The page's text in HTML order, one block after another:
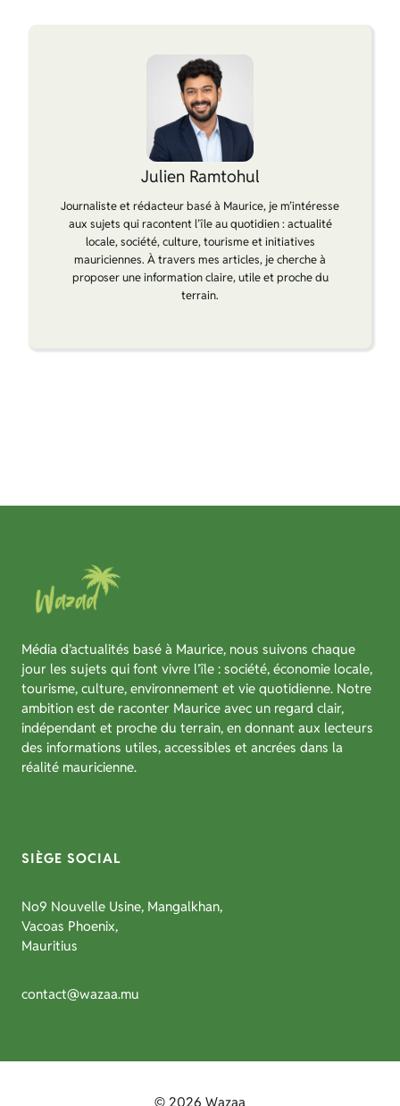
Julien Ramtohul
Journaliste et rédacteur basé à Maurice, je m’intéresse
aux sujets qui racontent l’île au quotidien : actualité
locale, société, culture, tourisme et initiatives
mauriciennes. À travers mes articles, je cherche à
proposer une information claire, utile et proche du
terrain.
Média d’actualités basé à Maurice, nous suivons chaque
jour les sujets qui font vivre l’île : société, économie locale,
tourisme, culture, environnement et vie quotidienne. Notre
ambition est de raconter Maurice avec un regard clair,
indépendant et proche du terrain, en donnant aux lecteurs
des informations utiles, accessibles et ancrées dans la
réalité mauricienne.
SIÈGE SOCIAL
No9 Nouvelle Usine, Mangalkhan,
Vacoas Phoenix,
Mauritius
contact@wazaa.mu
© 2026 Wazaa